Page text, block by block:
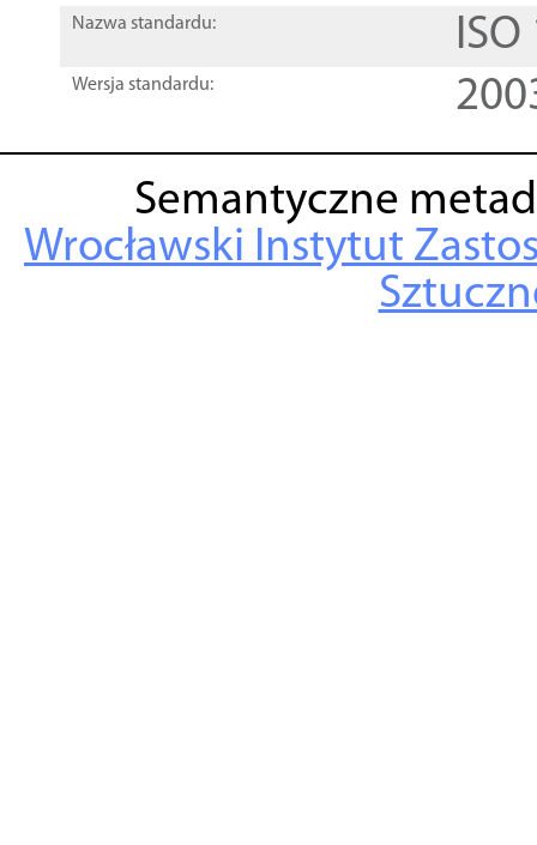
Nazwa standardu:
Wersja standardu:
Semantyczne
Wrocławski Instytut